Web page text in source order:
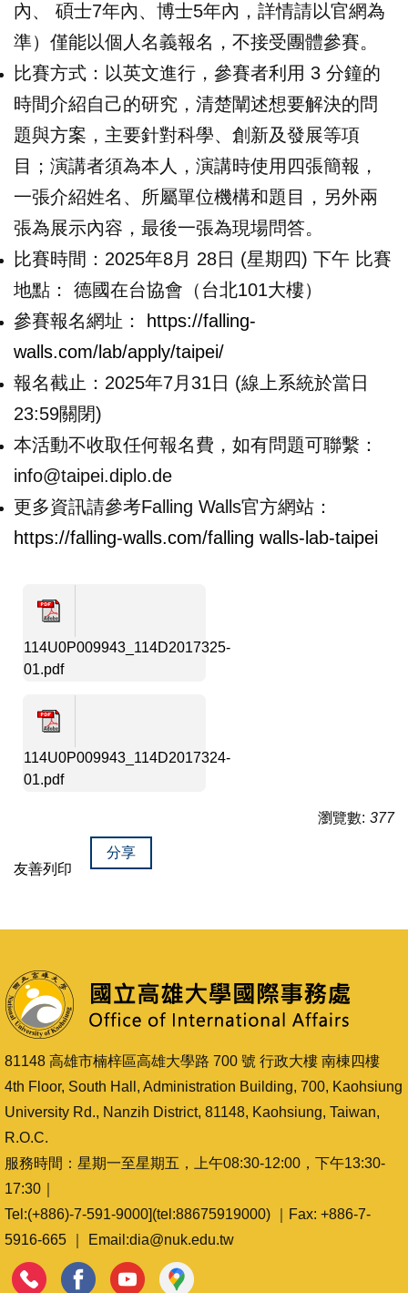
內、 碩士7年內、博士5年內，詳情請以官網為
準）僅能以個人名義報名，不接受團體參賽。
比賽方式：以英文進行，參賽者利用 3 分鐘的
時間介紹自己的研究，清楚闡述想要解決的問
題與方案，主要針對科學、創新及發展等項
目；演講者須為本人，演講時使用四張簡報，
一張介紹姓名、所屬單位機構和題目，另外兩
張為展示內容，最後一張為現場問答。
比賽時間：2025年8月 28日 (星期四) 下午 比賽
地點： 德國在台協會（台北101大樓）
參賽報名網址：
https://falling-
walls.com/lab/apply/taipei/
報名截止：2025年7月31日 (線上系統於當日
23:59關閉)
本活動不收取任何報名費，如有問題可聯繫：
info@taipei.diplo.de
更多資訊請參考Falling Walls官方網站：
https://falling-walls.com/falling walls-lab-taipei
114U0P009943_114D2017325-
01.pdf
114U0P009943_114D2017324-
01.pdf
瀏覽數: 377
友善列印
分享
81148 高雄市楠梓區高雄大學路 700 號 行政大樓 南棟四樓
4th Floor, South Hall, Administration Building, 700, Kaohsiung
University Rd., Nanzih District, 81148, Kaohsiung, Taiwan,
R.O.C.
服務時間：星期一至星期五，上午08:30-12:00，下午13:30-
17:30｜
Tel:(+886)-7-591-9000](tel:88675919000) ｜Fax: +886-7-
5916-665 ｜ Email:dia@nuk.edu.tw